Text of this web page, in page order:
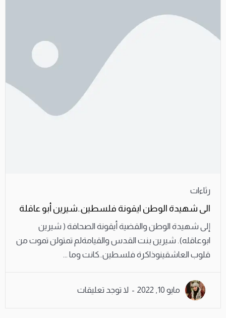
رثاءات
الى شهيدة الوطن ايقونة فلسطين..شيرين أبو عاقلة
إلى شهيدة الوطن والقضية أيقونة الصحافة ( شيرين
ابوعاقله). شيرين بنت القدس والقيامةلم تمتولن تموت من
قلوب العاشقينوذاكرة فلسطين..كانت وما ...
مايو 10, 2022 لا توجد تعليقات